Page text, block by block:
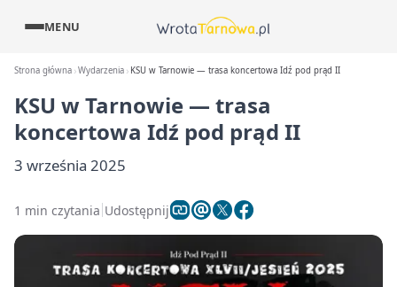
MENU
Strona główna Wydarzenia KSU w Tarnowie — trasa koncertowa Idź pod prąd II
KSU w Tarnowie — trasa
koncertowa Idź pod prąd II
3 września 2025
1 min czytania Udostępnij